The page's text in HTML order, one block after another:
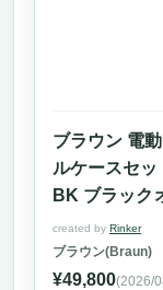
ブラウン 電
ルケースセ
BK ブラック
created by Rinker
ブラウン(Braun)
¥49,800(2026/